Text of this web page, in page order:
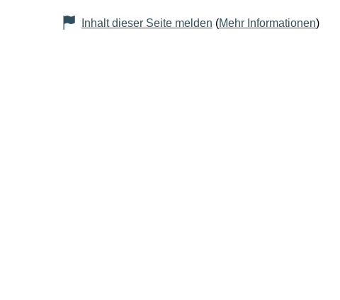
Inhalt dieser Seite melden (Mehr Informationen)